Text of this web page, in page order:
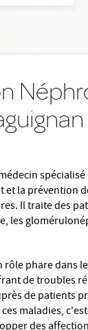
spécialisé
la prévention
Il traite des
les
phare dans
de troubles
de patients
maladies,